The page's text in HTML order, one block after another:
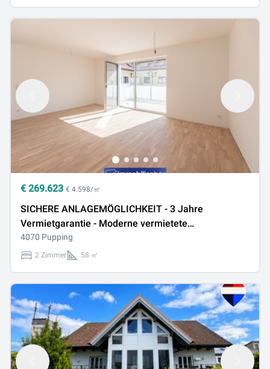
€ 269.623 € 4.598/㎡
SICHERE ANLAGEMÖGLICHKEIT - 3 Jahre
Vermietgarantie - Moderne vermietete
Eigentumswohnung - Top A07
4070 Pupping
2 Zimmer 58 ㎡